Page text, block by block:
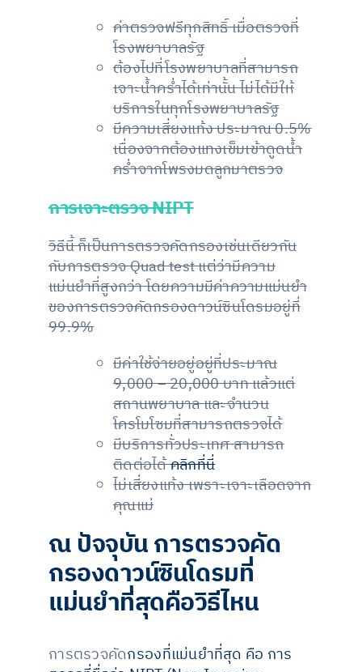
ค่าตรวจฟรีทุกสิทธิ์ เมื่อตรวจที่
โรงพยาบาลรัฐ
ต้องไปที่โรงพยาบาลที่สามารถ
เจาะน้ำคร่ำได้เท่านั้น ไม่ได้มีให้
บริการในทุกโรงพยาบาลรัฐ
มีความเสี่ยงแท้ง ประมาณ 0.5%
เนื่องจากต้องแทงเข็มเข้าดูดน้ำ
คร่ำจากโพรงมดลูกมาตรวจ
การเจาะตรวจ NIPT
วิธีนี้ ก็เป็นการตรวจคัดกรองเช่นเดียวกัน
กับการตรวจ Quad test แต่ว่ามีความ
แม่นยำที่สูงกว่า โดยความมีค่าความแม่นยำ
ของการตรวจคัดกรองดาวน์ซินโดรมอยู่ที่
99.9%
มีค่าใช้จ่ายอยู่อยู่ที่ประมาณ
9,000 – 20,000 บาท แล้วแต่
สถานพยาบาล และจำนวน
โครโมโซมที่สามารถตรวจได้
มีบริการทั่วประเทศ สามารถ
ติดต่อได้คลิกที่นี่
ไม่เสี่ยงแท้ง เพราะเจาะเลือดจาก
คุณแม่
ณ ปัจจุบัน การตรวจคัด
กรองดาวน์ซินโดรมที่
แม่นยำที่สุดคือวิธีไหน
การตรวจคัดกรองที่แม่นยำที่สุด คือ การ